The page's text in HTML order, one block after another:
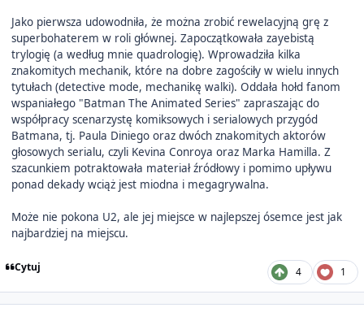
Jako pierwsza udowodniła, że można zrobić rewelacyjną grę z
superbohaterem w roli głównej. Zapoczątkowała zayebistą
trylogię (a według mnie quadrologię). Wprowadziła kilka
znakomitych mechanik, które na dobre zagościły w wielu innych
tytułach (detective mode, mechanikę walki). Oddała hołd fanom
wspaniałego "Batman The Animated Series" zapraszając do
współpracy scenarzystę komiksowych i serialowych przygód
Batmana, tj. Paula Diniego oraz dwóch znakomitych aktorów
głosowych serialu, czyli Kevina Conroya oraz Marka Hamilla. Z
szacunkiem potraktowała materiał źródłowy i pomimo upływu
ponad dekady wciąż jest miodna i megagrywalna.
Może nie pokona U2, ale jej miejsce w najlepszej ósemce jest jak
najbardziej na miejscu.
Cytuj 4 1